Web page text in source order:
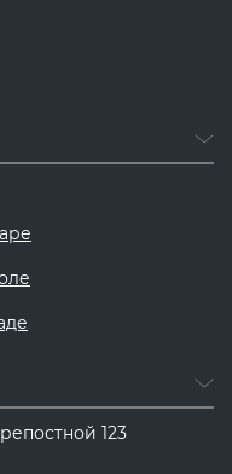
123